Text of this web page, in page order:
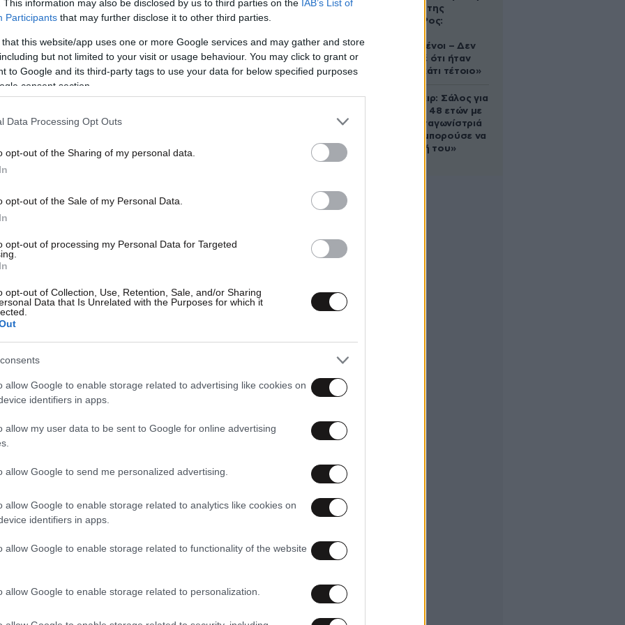
This information may also be disclosed by us to third parties on the IAB’s List of
Participants that may further disclose it to other third parties.
that this website/app uses one or more Google services and may gather and store
but not limited to your visit or usage behaviour. You may click to grant or
to Google and its third-party tags to use your data for below specified purposes
consent section.
Data Processing Opt Outs
opt-out of the Sharing of my personal data.
opt-out of the Sale of my Personal Data.
opt-out of processing my Personal Data for Targeted
opt-out of Collection, Use, Retention, Sale, and/or Sharing
Data that Is Unrelated with the Purposes for which it
allow Google to enable storage related to advertising like cookies on
identifiers in apps.
allow my user data to be sent to Google for online advertising
allow Google to send me personalized advertising.
allow Google to enable storage related to analytics like cookies on
identifiers in apps.
allow Google to enable storage related to functionality of the website
allow Google to enable storage related to personalization.
στο συνέδριο, για να μη γίνουν τελικά οι
Φάμελλος, Νίκος Παππάς και Γιώργος
των τριών, όταν έβλεπαν πως η
είχε και ο Παύλος Πολάκης και γι’ αυτό
για να μη γίνουν οι εκλογές με
συνέδριο.
με το επιτελείο του προέδρου του ΣΥΡΙΖΑ,
οι εκλογές.Μπορούσε, όμως, να
Δύσκολο, από τη στιγμή που είπε
μάλιστα στις 10 Μαρτίου. Εκεί, λοιπόν, έγινε
ώστε να μην εκτεθεί ο Στέφανος
και να μην εμφανιστεί και η ομάδα των τριών
το κόμμα από το αδιέξοδο.
του συνεδρίου, Πάνο Ρήγα, ο οποίος είχε
Στέφανου Κασσελάκη να πάει το κόμμα
της Όλγας Γεροβασίλη να γίνουν οι εκλογές
κάλπες και το σώμα που είναι το
την εμπιστοσύνη του στον πρόεδρο
αλλά με εμπλοκή και Κασσελάκη; Το σχέδιο
πρώτη την πρόταση του Στ. Κασσελάκη
τρίτη κατά σειρά, των τριών. Εκεί ζήτησε,
που είχαν και τις κάρτες τους και να γίνει
Ο Στ. Κασσελάκης το ήξερε ότι το
θα συμφωνούσε με την πρόταση των τριών.
στο παρασκήνιο και δόθηκε γραμμή στους
Πριν, όμως, προλάβει να πει ο Π. Ρήγας και τις
δολοφονία της
Ελίζαμπεθ Ρος:
συντετριμμένοι – Δεν
έδειξε ποτέ ότι ήταν
ικανός για κάτι τέτοιο»
Ρίτσαρντ Γκιρ: Σάλος για
τη διαφορά 48 ετών με
τη συμπρωταγωνίστριά
του – «Θα μπορούσε να
είναι εγγονή του»